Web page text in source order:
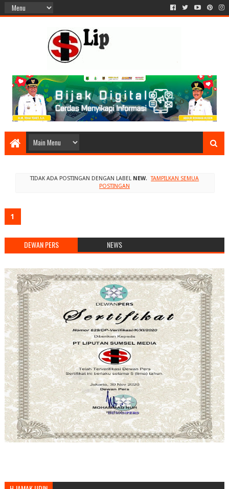
TIDAK ADA POSTINGAN DENGAN LABEL NEW.
TAMPILKAN SEMUA
POSTINGAN
1
DEWAN PERS NEWS